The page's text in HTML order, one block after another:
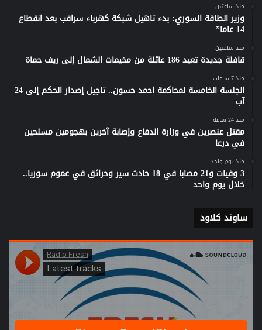
منذ ساعتين
وزير الطاقة السوري: بدء تاهيل شبكة كهرباء سراقب بعد انقطاع
14 عاما”
منذ ساعتين
قافلة جديدة تعيد 186 عائلة من مخيمات الشمال إلى ريف حماة
منذ 7 ساعات
الجلسة الخامسة لمحاكمة احمد حسون.. تاجيل إصدار الحكم إلى 24
آب
منذ 24 ساعة
مقتل عنصرين في وزارة الدفاع وإصابة آخرين بهجومين مسلحين
في درعا
منذ يوم واحد
3 وفيات و21 مصابا في 18 حادث سير وحرائق في عموم سوريا..
خلال يوم واحد
ساوند كلاود